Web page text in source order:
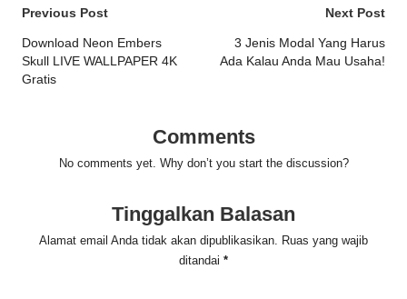
Post
navigation
Previous Post
Download Neon Embers
Skull LIVE WALLPAPER 4K
Gratis
Next Post
3 Jenis Modal Yang Harus
Ada Kalau Anda Mau Usaha!
Comments
No comments yet. Why don’t you start the discussion?
Tinggalkan Balasan
Alamat email Anda tidak akan dipublikasikan.
Ruas yang wajib
ditandai *